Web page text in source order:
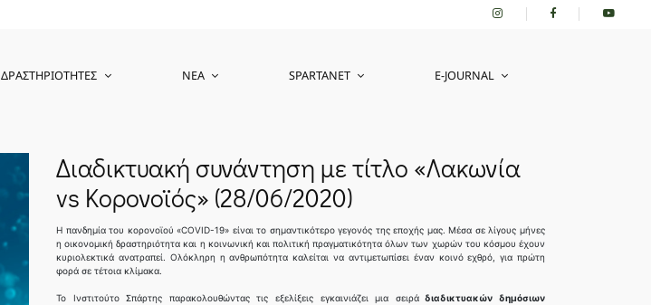
ΔΡΑΣΤΗΡΙΌΤΗΤΕΣ ΝΈΑ SPARTANET E-JOURNAL
Διαδικτυακή συνάντηση με τίτλο «Λακωνία
vs Κορονοϊός» (28/06/2020)
Η πανδημία του κορονοϊού «COVID-19» είναι το σημαντικότερο γεγονός της εποχής μας. Μέσα σε λίγους μήνες
η οικονομική δραστηριότητα και η κοινωνική και πολιτική πραγματικότητα όλων των χωρών του κόσμου έχουν
κυριολεκτικά ανατραπεί. Ολόκληρη η ανθρωπότητα καλείται να αντιμετωπίσει έναν κοινό εχθρό, για πρώτη
φορά σε τέτοια κλίμακα.
Το Ινστιτούτο Σπάρτης παρακολουθώντας τις εξελίξεις εγκαινιάζει μια σειράδιαδικτυακών δημόσιων